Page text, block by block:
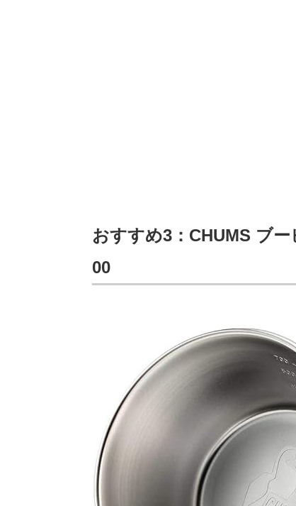
おすすめ3：CHUMS ブ
00